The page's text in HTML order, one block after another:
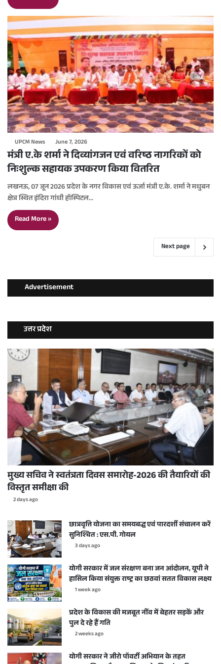
UPCM News June 7, 2026
मंत्री ए.के शर्मा ने दिव्यांगजन एवं वरिष्ठ नागरिकों को
निःशुल्क सहायक उपकरण किया वितरित
लखनऊ, 07 जून 2026 प्रदेश के नगर विकास एवं ऊर्जा मंत्री ए.के. शर्मा ने मधुबन
क्षेत्र स्थित इंदिरा गांधी हॉस्पिटल…
Read More »
Next page
Advertisement
उत्तर प्रदेश
मुख्य सचिव ने स्वतंत्रता दिवस समारोह-2026 की तैयारियों की
विस्तृत समीक्षा की
2 days ago
छात्रवृत्ति योजना का समयबद्ध एवं पारदर्शी संचालन करें
सुनिश्चित : एस.पी. गोयल
3 days ago
योगी सरकार में जल संरक्षण बना जन आंदोलन, यूपी ने
हासिल किया संयुक्त राष्ट्र का छठवां सतत विकास लक्ष्य
1 week ago
प्रदेश के विकास की मजबूत नींव में बेहतर सड़कें और
पुल दे रहे हैं गति
2 weeks ago
योगी सरकार ने जीरो पॉवर्टी अभियान के तहत